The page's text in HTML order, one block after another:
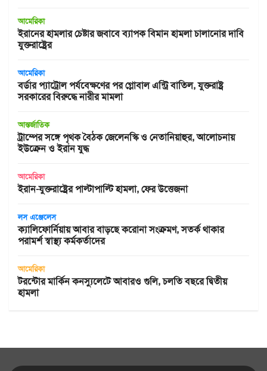
আমেরিকা
ইরানের হামলার চেষ্টার জবাবে ব্যাপক বিমান হামলা চালানোর দাবি
যুক্তরাষ্ট্রের
আমেরিকা
বর্ডার প্যাট্রোল পর্যবেক্ষণের পর গ্লোবাল এন্ট্রি বাতিল, যুক্তরাষ্ট্র
সরকারের বিরুদ্ধে নারীর মামলা
আন্তর্জাতিক
ট্রাম্পের সঙ্গে পৃথক বৈঠক জেলেনস্কি ও নেতানিয়াহুর, আলোচনায়
ইউক্রেন ও ইরান যুদ্ধ
আমেরিকা
ইরান-যুক্তরাষ্ট্রের পাল্টাপাল্টি হামলা, ফের উত্তেজনা
লস এঞ্জেলেস
ক্যালিফোর্নিয়ায় আবার বাড়ছে করোনা সংক্রমণ, সতর্ক থাকার
পরামর্শ স্বাস্থ্য কর্মকর্তাদের
আমেরিকা
টরন্টোর মার্কিন কনস্যুলেটে আবারও গুলি, চলতি বছরে দ্বিতীয়
হামলা